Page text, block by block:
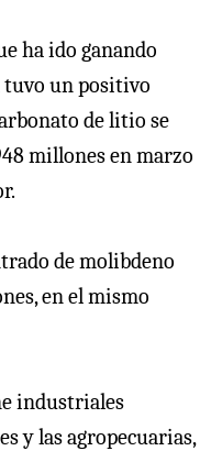
ha ido ganando
un positivo
de litio se
millones en marzo
de molibdeno
en el mismo
industriales
y las agropecuarias,